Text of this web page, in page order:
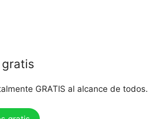
GRATIS al alcance de todos.